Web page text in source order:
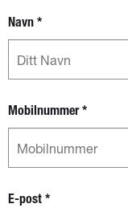
Navn *
Mobilnummer*
E-post *